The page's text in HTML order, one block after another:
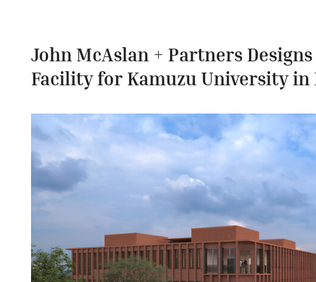
John McAslan + Partners
Facility for Kamuzu University